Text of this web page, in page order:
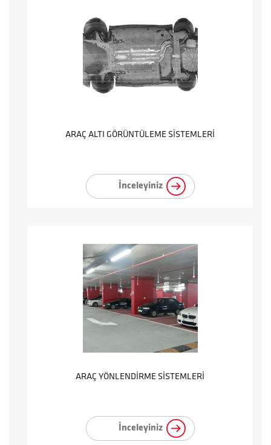
ARAÇ ALTI GÖRÜNTÜLEME SİSTEMLERİ
İnceleyiniz
ARAÇ YÖNLENDİRME SİSTEMLERİ
İnceleyiniz